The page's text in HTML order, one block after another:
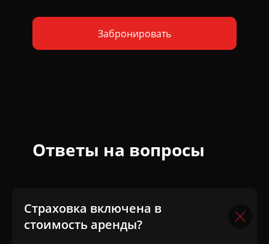
Забронировать
Ответы на вопросы
Страховка включена в
стоимость аренды?